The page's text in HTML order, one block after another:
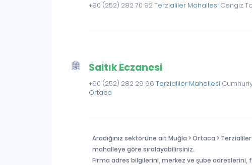
+90 (252) 282 70 92Terzialiler Mahallesi Cengiz
Saltık Eczanesi
+90 (252) 282 29 66Terzialiler Mahallesi
Ortaca
Aradığınız sektörüne ait Muğla > Ortaca >
mahalleye göre sıralayabilirsiniz.
Firma adres bilgilerini, merkez ve şube